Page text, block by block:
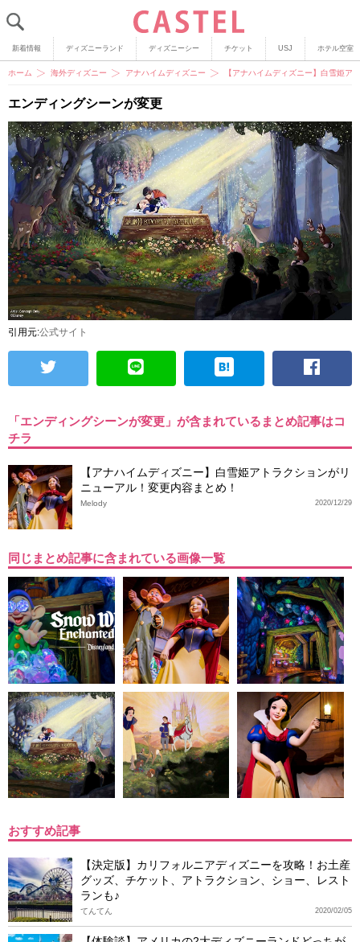
新着情報 ディズニーランド ディズニーシー チケット USJ ホテル空室
ホーム 海外ディズニー アナハイムディズニー 【アナハイムディズニー】白雪姫ア
エンディングシーンが変更
引用元:公式サイト
「エンディングシーンが変更」が含まれているまとめ記事はコ
チラ
【アナハイムディズニー】白雪姫アトラクションがリ
ニューアル！変更内容まとめ！
2020/12/29
Melody
同じまとめ記事に含まれている画像一覧
おすすめ記事
【決定版】カリフォルニアディズニーを攻略！お土産
グッズ、チケット、アトラクション、ショー、レスト
ランも♪
2020/02/05
てんてん